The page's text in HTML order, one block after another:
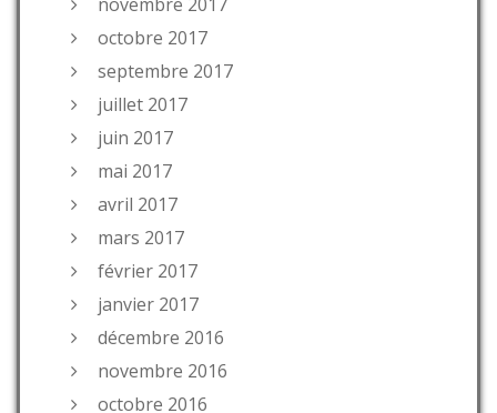
octobre 2017
septembre 2017
juillet 2017
juin 2017
mai 2017
avril 2017
mars 2017
février 2017
janvier 2017
décembre 2016
novembre 2016
octobre 2016